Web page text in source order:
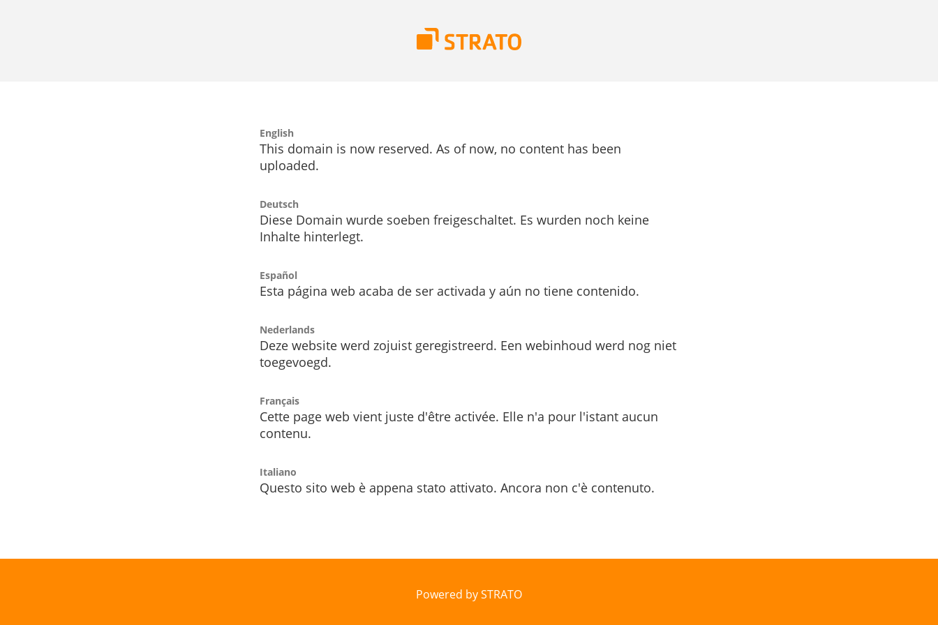
English
This domain is now reserved. As of now, no content has been
uploaded.
Deutsch
Diese Domain wurde soeben freigeschaltet. Es wurden noch keine
Inhalte hinterlegt.
Español
Esta página web acaba de ser activada y aún no tiene contenido.
Nederlands
Deze website werd zojuist geregistreerd. Een webinhoud werd nog niet
toegevoegd.
Français
Cette page web vient juste d'être activée. Elle n'a pour l'istant aucun
contenu.
Italiano
Questo sito web è appena stato attivato. Ancora non c'è contenuto.
Powered by STRATO